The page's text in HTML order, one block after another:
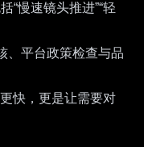
慢速镜头推进”“轻
、平台政策检查与品
快，更是让需要对